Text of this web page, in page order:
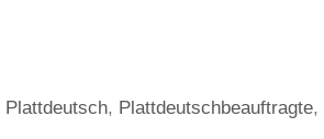
Plattdeutsch, Plattdeutschbeauftragte,